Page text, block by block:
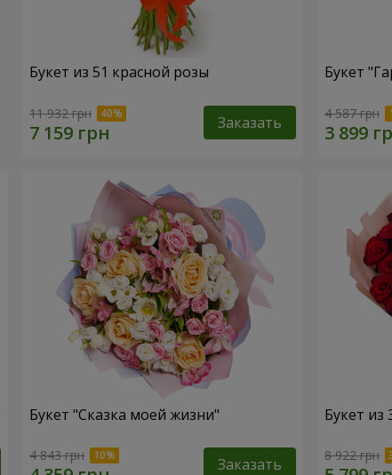
Букет из 51 красной розы
11 932 грн Заказать
Букет
4 587 грн
Букет "Сказка моей жизни"
4 843 грн Заказать
Букет из
8 922 грн